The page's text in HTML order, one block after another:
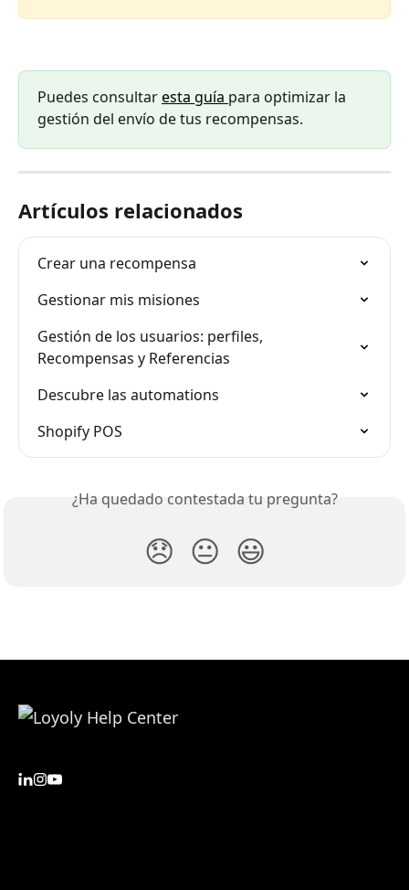
Puedes consultar esta guía para optimizar la
gestión del envío de tus recompensas.
Artículos relacionados
Crear una recompensa
Gestionar mis misiones
Gestión de los usuarios: perfiles,
Recompensas y Referencias
Descubre las automations
Shopify POS
¿Ha quedado contestada tu pregunta?
😞 😐 😃